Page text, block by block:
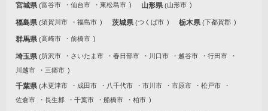
宮城県 富谷市 仙台市 東松島市 山形県 山形市
福島県 須賀川市 福島市 茨城県 つくば市 栃木県 下都賀郡
群馬県 高崎市 前橋市
埼玉県 所沢市 さいたま市 春日部市 川口市 越谷市
行田市
川越市
三郷市
千葉県 木更津市 成田市 八千代市 市川市 市原市
松戸市
佐倉市
長生郡 千葉市 船橋市 柏市